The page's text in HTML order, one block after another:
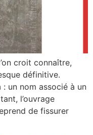
croit connaître,
définitive.
un nom associé à un
l’ouvrage
de fissurer